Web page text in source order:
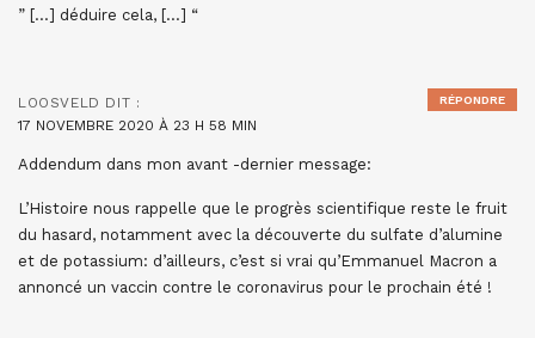
” […] déduire cela, […] “
LOOSVELD DIT :
17 NOVEMBRE 2020 À 23 H 58 MIN
Addendum dans mon avant -dernier message:
L’Histoire nous rappelle que le progrès scientifique reste le fruit
du hasard, notamment avec la découverte du sulfate d’alumine
et de potassium: d’ailleurs, c’est si vrai qu’Emmanuel Macron a
annoncé un vaccin contre le coronavirus pour le prochain été !
RÉPONDRE